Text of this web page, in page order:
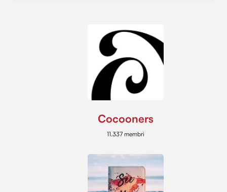
Cocooners
11.337 membri